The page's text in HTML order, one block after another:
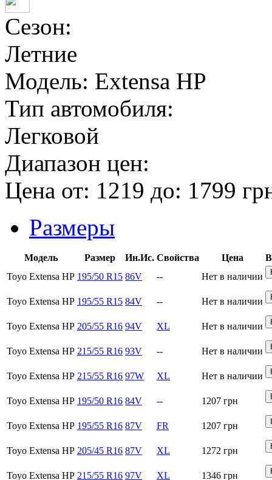
Сезон:
Летние
Модель: Extensa HP
Тип автомобиля:
Легковой
Диапазон цен:
Цена от: 1219 до: 1799
Размеры
Модель Размер Ин.Ис. Свойства Цена
Toyo Extensa HP 195/50 R15 86V -- Нет в наличии
Toyo Extensa HP 195/55 R15 84V -- Нет в наличии
Toyo Extensa HP 205/55 R16 94V XL Нет в наличии
Toyo Extensa HP 215/55 R16 93V -- Нет в наличии
Toyo Extensa HP 215/55 R16 97W XL Нет в наличии
Toyo Extensa HP 195/50 R16 84V -- 1207 грн
Toyo Extensa HP 195/55 R16 87V FR 1207 грн
Toyo Extensa HP 205/45 R16 87V XL 1272 грн
Toyo Extensa HP 215/55 R16 97V XL 1346 грн